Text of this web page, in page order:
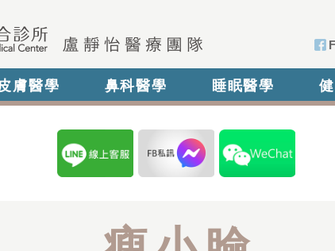
膚醫學 鼻科醫學 睡眠醫學